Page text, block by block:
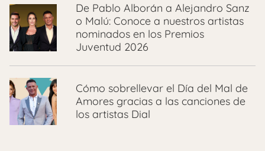
De Pablo Alborán a Alejandro Sanz
o Malú: Conoce a nuestros artistas
nominados en los Premios
Juventud 2026
Cómo sobrellevar el Día del Mal de
Amores gracias a las canciones de
los artistas Dial